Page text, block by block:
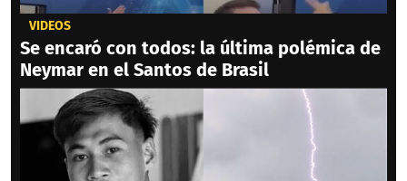
VIDEOS
Se encaró con todos: la última polémica de
Neymar en el Santos de Brasil